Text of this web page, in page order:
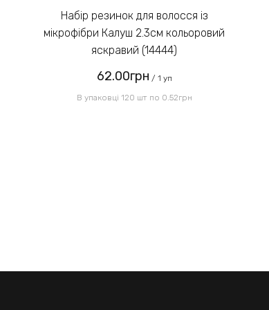
Набір резинок для волосся із
мікрофібри Калуш 2.3см кольоровий
яскравий (14444)
62.00грн / 1 уп
В упаковці 120 шт по 0.52грн